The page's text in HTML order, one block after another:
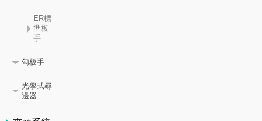
ER標
準板
手
勾板手
光學式尋
邊器